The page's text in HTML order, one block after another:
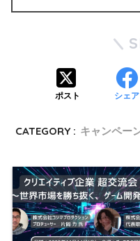
ポスト シェア
CATEGORY : キャンペー